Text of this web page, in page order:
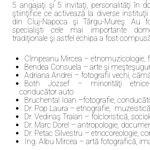
5 angajaţi şi 5 invitaţi, personalităţi în
ştiinţifice ce activează la diverse
din Cluj-Napoca şi Târgu-Mureş. Au
specialişti cele mai importante
tradiţionale şi astfel echipa a fost
Cîmpeanu Mircea – etnomuzicologie,
Bendea Consuela – arte şi
Adriana Andrei – fotografii vechi,
Both Jozsef – minorităţi
conducător auto
Bruchental Ioan –fotografie,
Dr. Pop Laura – etnografie, muzeistică
Dr. Vedinaş Traian – folcloristică,
Dr. Marc Dorel – antropologie,
Dr. Petac Silvestru – etnocoreologie,
Ing. Albu Mircea – artă fotografică,